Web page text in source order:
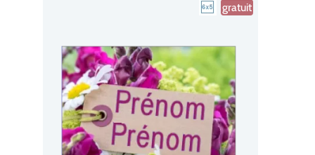
gratuit